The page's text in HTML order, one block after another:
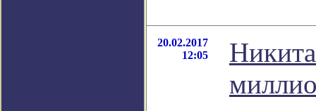
20.02.2017
12:05